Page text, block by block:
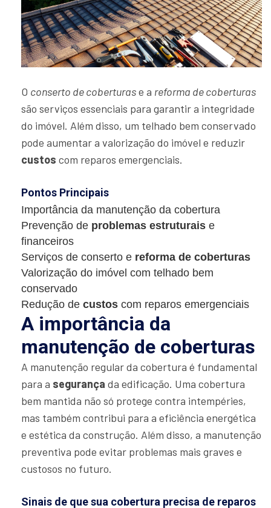
O conserto de coberturase a reforma de coberturas
são serviços essenciais para garantir a integridade
do imóvel. Além disso, um telhado bem conservado
pode aumentar a valorização do imóvel e reduzir
custos com reparos emergenciais.
Pontos Principais
Importância da manutenção da cobertura
Prevenção de problemas estruturais e
financeiros
Serviços de conserto e reforma de coberturas
Valorização do imóvel com telhado bem
conservado
Redução de custos com reparos emergenciais
A importância da
manutenção de coberturas
A manutenção regular da cobertura é fundamental
para a segurança da edificação. Uma cobertura
bem mantida não só protege contra intempéries,
mas também contribui para a eficiência energética
e estética da construção. Além disso, a manutenção
preventiva pode evitar problemas mais graves e
custosos no futuro.
Sinais de que sua cobertura precisa de reparos